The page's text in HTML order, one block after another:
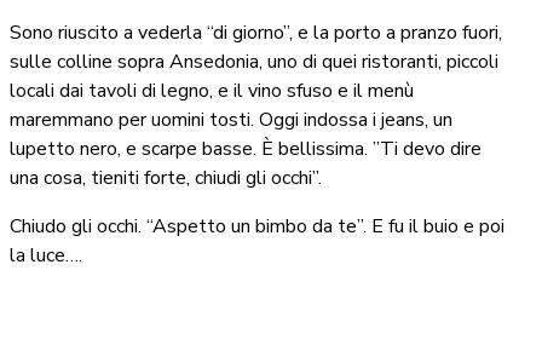
Sono riuscito a vederla “di giorno”, e la porto a pranzo fuori,
sulle colline sopra Ansedonia, uno di quei ristoranti, piccoli
locali dai tavoli di legno, e il vino sfuso e il menù
maremmano per uomini tosti. Oggi indossa i jeans, un
lupetto nero, e scarpe basse. È bellissima. ”Ti devo dire
una cosa, tieniti forte, chiudi gli occhi”.
Chiudo gli occhi. “Aspetto un bimbo da te”. E fu il buio e poi
la luce….